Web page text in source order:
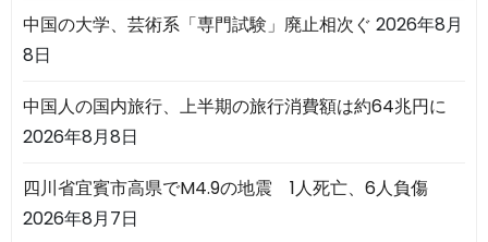
中国の大学、芸術系「専門試験」廃止相次ぐ 2026年8月
8日
中国人の国内旅行、上半期の旅行消費額は約64兆円に
2026年8月8日
四川省宜賓市高県でM4.9の地震 1人死亡、6人負傷
2026年8月7日